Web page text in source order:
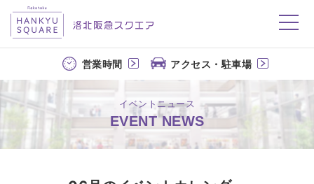
洛北阪急スクエア
営業時間 アクセス・駐車場
イベントニュース
EVENT NEWS